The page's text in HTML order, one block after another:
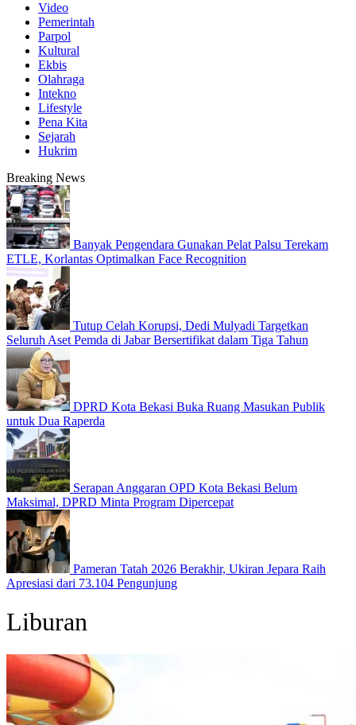
Video
Pemerintah
Parpol
Kultural
Ekbis
Olahraga
Intekno
Lifestyle
Pena Kita
Sejarah
Hukrim
Breaking News
Banyak Pengendara Gunakan Pelat Palsu Terekam
ETLE, Korlantas Optimalkan Face Recognition
Tutup Celah Korupsi, Dedi Mulyadi Targetkan
Seluruh Aset Pemda di Jabar Bersertifikat dalam Tiga Tahun
DPRD Kota Bekasi Buka Ruang Masukan Publik
untuk Dua Raperda
Serapan Anggaran OPD Kota Bekasi Belum
Maksimal, DPRD Minta Program Dipercepat
Pameran Tatah 2026 Berakhir, Ukiran Jepara Raih
Apresiasi dari 73.104 Pengunjung
Liburan